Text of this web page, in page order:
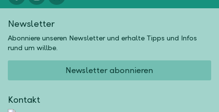
Newsletter
Abonniere unseren Newsletter und erhalte Tipps und Infos
rund um willbe.
Newsletter abonnieren
Kontakt